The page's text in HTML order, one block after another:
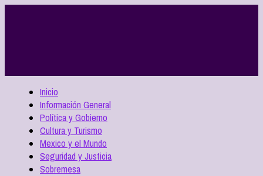
Inicio
Información General
Política y Gobierno
Cultura y Turismo
Mexico y el Mundo
Seguridad y Justicia
Sobremesa